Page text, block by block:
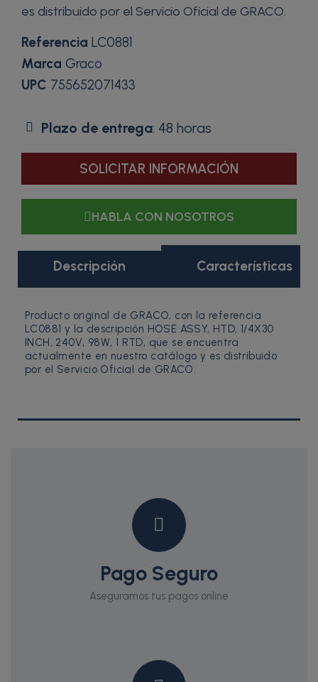
es distribuido por el Servicio Oficial de GRACO.
Referencia LC0881
Marca Graco
UPC 755652071433
Plazo de entrega: 48 horas
SOLICITAR INFORMACIÓN
HABLA CON NOSOTROS
Descripción Características
Producto original de GRACO, con la referencia
LC0881 y la descripción HOSE ASSY, HTD, 1/4X30
INCH, 240V, 98W, 1 RTD, que se encuentra
actualmente en nuestro catálogo y es distribuido
por el Servicio Oficial de GRACO.
Pago Seguro
Aseguramos tus pagos online